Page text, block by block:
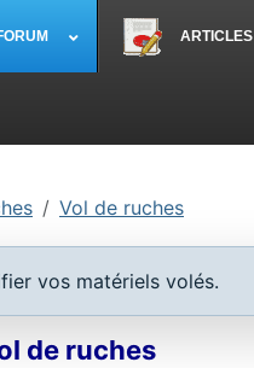
ARTICLES
Vol de ruches
vos matériels volés.
de ruches